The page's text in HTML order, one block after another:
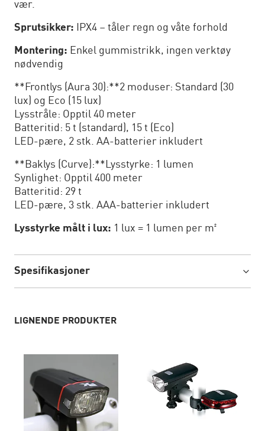
vær.
Sprutsikker: IPX4 – tåler regn og våte forhold
Montering: Enkel gummistrikk, ingen verktøy
nødvendig
**Frontlys (Aura 30):**2 moduser: Standard (30
lux) og Eco (15 lux)
Lysstråle: Opptil 40 meter
Batteritid: 5 t (standard), 15 t (Eco)
LED-pære, 2 stk. AA-batterier inkludert
**Baklys (Curve):**Lysstyrke: 1 lumen
Synlighet: Opptil 400 meter
Batteritid: 29 t
LED-pære, 3 stk. AAA-batterier inkludert
Lysstyrke målt i lux: 1 lux = 1 lumen per m²
Spesifikasjoner
LIGNENDE PRODUKTER